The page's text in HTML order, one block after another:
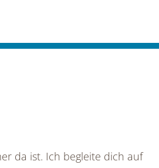
da ist. Ich begleite dich auf